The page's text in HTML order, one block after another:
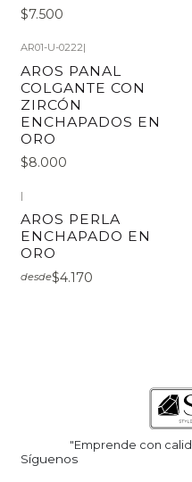
$7.500
AR01-U-0222|
AROS PANAL
COLGANTE CON
ZIRCÓN
ENCHAPADOS EN
ORO
$8.000
|
AROS PERLA
ENCHAPADO EN
ORO
desde$4.170
"Emprende con
Síguenos